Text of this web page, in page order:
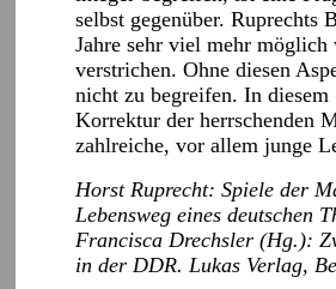
selbst gegenüber. Ruprechts
Jahre sehr viel mehr möglich
verstrichen. Ohne diesen
nicht zu begreifen. In diesem
Korrektur der herrschenden
zahlreiche, vor allem junge
Horst Ruprecht: Spiele der
Lebensweg eines deutschen
Francisca Drechsler (Hg.):
in der DDR. Lukas Verlag,